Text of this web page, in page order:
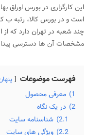
این کارگزاری در بورس اوراق
است و در بورس کالا، رتبه ب
چند شعبه در تهران دارد که از
مشخصات آن ها دسترسی پیدا
فهرست موضوعات
1) معرفی محصول
2) در یک نگاه
2.1) شناسنامه سایت
2.2) ویژگی های سایت